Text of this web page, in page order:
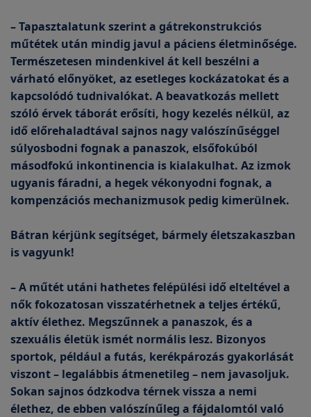
– Tapasztalatunk szerint a gátrekonstrukciós
műtétek után mindig javul a páciens életminősége.
Természetesen mindenkivel át kell beszélni a
várható előnyöket, az esetleges kockázatokat és a
kapcsolódó tudnivalókat. A beavatkozás mellett
szóló érvek táborát erősíti, hogy kezelés nélkül, az
idő előrehaladtával sajnos nagy valószínűséggel
súlyosbodni fognak a panaszok, elsőfokúból
másodfokú inkontinencia is kialakulhat. Az izmok
ugyanis fáradni, a hegek vékonyodni fognak, a
kompenzációs mechanizmusok pedig kimerülnek.
Bátran kérjünk segítséget, bármely életszakaszban
is vagyunk!
– A műtét utáni hathetes felépülési idő elteltével a
nők fokozatosan visszatérhetnek a teljes értékű,
aktív élethez. Megszűnnek a panaszok, és a
szexuális életük ismét normális lesz. Bizonyos
sportok, például a futás, kerékpározás gyakorlását
viszont – legalábbis átmenetileg – nem javasoljuk.
Sokan sajnos ódzkodva térnek vissza a nemi
élethez, de ebben valószínűleg a fájdalomtól való